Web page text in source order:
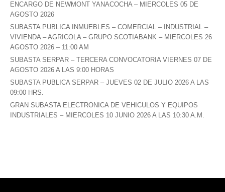
ENCARGO DE NEWMONT YANACOCHA – MIERCOLES 05 DE
AGOSTO 2026
SUBASTA PUBLICA INMUEBLES – COMERCIAL – INDUSTRIAL –
VIVIENDA – AGRICOLA – GRUPO SCOTIABANK – MIERCOLES 26
AGOSTO 2026 – 11:00 AM
SUBASTA SERPAR – TERCERA CONVOCATORIA VIERNES 07 DE
AGOSTO 2026 A LAS 9:00 HORAS
SUBASTA PUBLICA SERPAR – JUEVES 02 DE JULIO 2026 A LAS
09:00 HRS.
GRAN SUBASTA ELECTRONICA DE VEHICULOS Y EQUIPOS
INDUSTRIALES – MIERCOLES 10 JUNIO 2026 A LAS 10:30 A.M.